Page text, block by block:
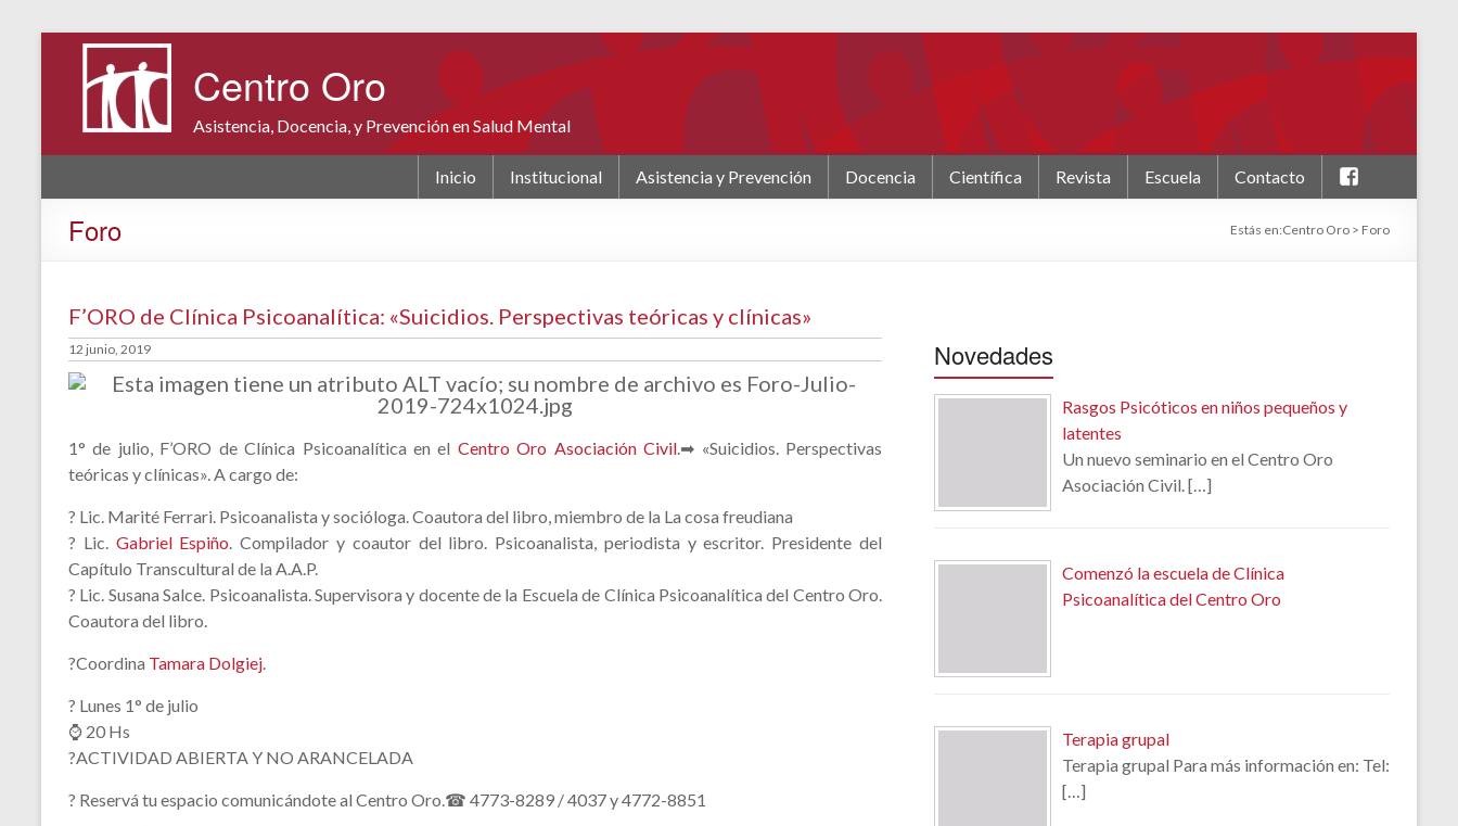
Centro Oro
Asistencia, Docencia, y Prevención en Salud Mental
Inicio Institucional Asistencia y Prevención Docencia Científica Revista Escuela Contacto
F
a
e
Estás en:Centro Oro > Foro
Foro
F’ORO de Clínica Psicoanalítica: «Suicidios. Perspectivas teóricas y clínicas»
12 junio, 2019
1° de julio, F’ORO de Clínica Psicoanalítica en el Centro Oro Asociación Civil.➡ «Suicidios. Perspectivas
teóricas y clínicas». A cargo de:
? Lic. Marité Ferrari. Psicoanalista y socióloga. Coautora del libro, miembro de la La cosa freudiana
? Lic. Gabriel Espiño. Compilador y coautor del libro. Psicoanalista, periodista y escritor. Presidente del
Capítulo Transcultural de la A.A.P.
? Lic. Susana Salce. Psicoanalista. Supervisora y docente de la Escuela de Clínica Psicoanalítica del Centro Oro.
Coautora del libro.
?Coordina Tamara Dolgiej.
? Lunes 1° de julio
⌚ 20 Hs
?ACTIVIDAD ABIERTA Y NO ARANCELADA
? Reservá tu espacio comunicándote al Centro Oro.☎ 4773-8289 / 4037 y 4772-8851
Novedades
Rasgos Psicóticos en niños pequeños y
latentes
Un nuevo seminario en el Centro Oro
Asociación Civil.[…]
Comenzó la escuela de Clínica
Psicoanalítica del Centro Oro
Terapia grupal
Terapia grupal Para más información en: Tel:
[…]